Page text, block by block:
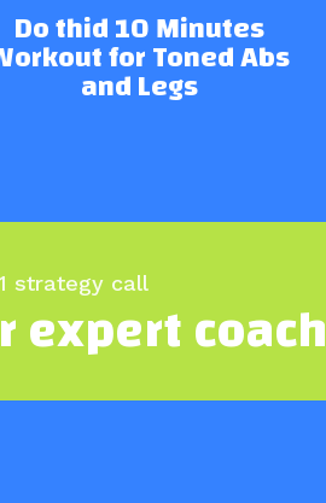
Do thid 10 Minutes
for Toned Abs
and Legs
strategy call
expert coach